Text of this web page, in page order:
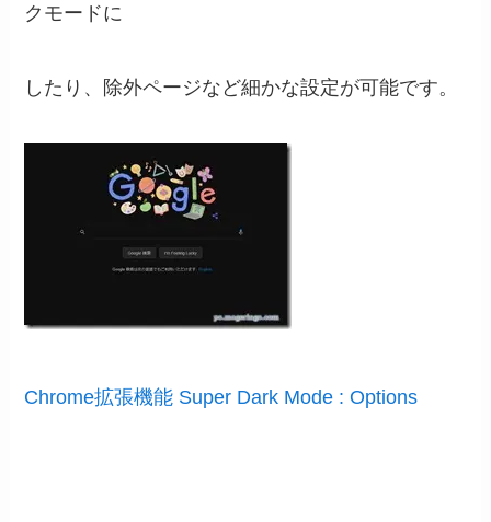
クモードに
したり、除外ページなど細かな設定が可能です。
Chrome拡張機能 Super Dark Mode : Options